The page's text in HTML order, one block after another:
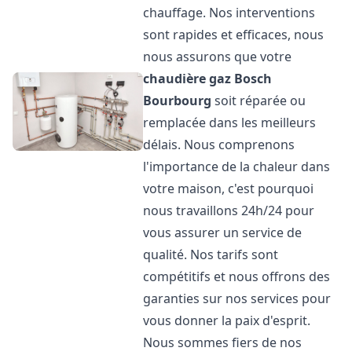
chauffage. Nos interventions
sont rapides et efficaces, nous
nous assurons que votre
chaudière gaz Bosch
Bourbourg soit réparée ou
remplacée dans les meilleurs
délais. Nous comprenons
l'importance de la chaleur dans
votre maison, c'est pourquoi
nous travaillons 24h/24 pour
vous assurer un service de
qualité. Nos tarifs sont
compétitifs et nous offrons des
garanties sur nos services pour
vous donner la paix d'esprit.
Nous sommes fiers de nos